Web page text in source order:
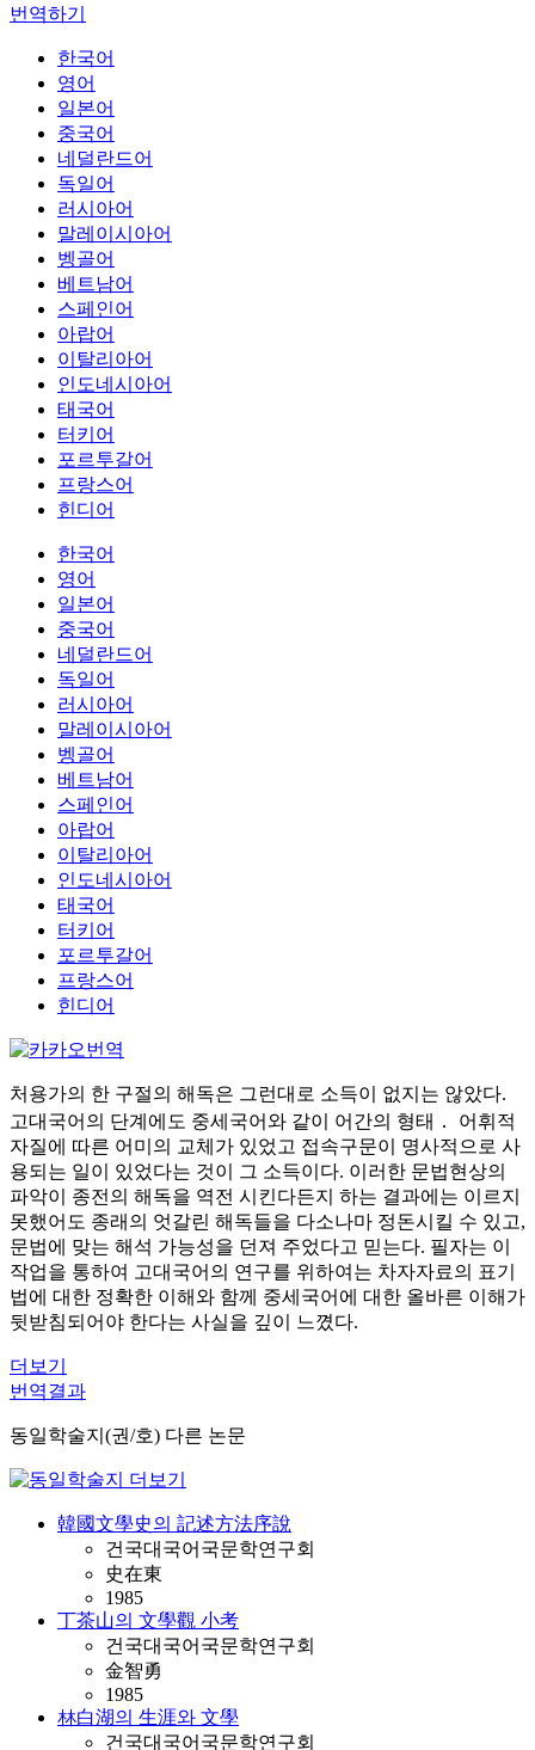
번역하기
한국어
영어
일본어
중국어
네덜란드어
독일어
러시아어
말레이시아어
벵골어
베트남어
스페인어
아랍어
이탈리아어
인도네시아어
태국어
터키어
포르투갈어
프랑스어
힌디어
한국어
영어
일본어
중국어
네덜란드어
독일어
러시아어
말레이시아어
벵골어
베트남어
스페인어
아랍어
이탈리아어
인도네시아어
태국어
터키어
포르투갈어
프랑스어
힌디어
처용가의 한 구절의 해독은 그런대로 소득이 없지는 않았다.
고대국어의 단계에도 중세국어와 같이 어간의 형태 ․ 어휘적
자질에 따른 어미의 교체가 있었고 접속구문이 명사적으로 사
용되는 일이 있었다는 것이 그 소득이다. 이러한 문법현상의
파악이 종전의 해독을 역전 시킨다든지 하는 결과에는 이르지
못했어도 종래의 엇갈린 해독들을 다소나마 정돈시킬 수 있고,
문법에 맞는 해석 가능성을 던져 주었다고 믿는다. 필자는 이
작업을 통하여 고대국어의 연구를 위하여는 차자자료의 표기
법에 대한 정확한 이해와 함께 중세국어에 대한 올바른 이해가
뒷받침되어야 한다는 사실을 깊이 느꼈다.
더보기
번역결과
동일학술지(권/호) 다른 논문
韓國文學史의 記述方法序說
건국대국어국문학연구회
史在東
1985
丁茶山의 文學觀 小考
건국대국어국문학연구회
金智勇
1985
林白湖의 生涯와 文學
건국대국어국문학연구회